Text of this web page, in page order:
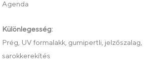
Agenda
Különlegesség:
Prég, UV formalakk, gumipertli, jelzőszalag,
sarokkerekítés